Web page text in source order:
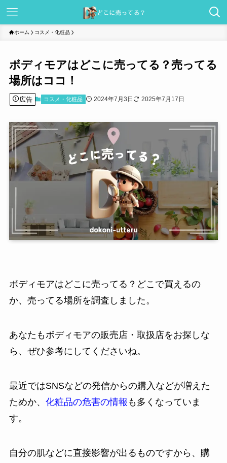
ホーム コスメ・化粧品
ボディモアはどこに売ってる？売ってる
場所はココ！
広告 コスメ・化粧品 2024年7月3日 2025年7月17日
ボディモアはどこに売ってる？どこで買えるの
か、売ってる場所を調査しました。
あなたもボディモアの販売店・取扱店をお探しな
ら、ぜひ参考にしてくださいね。
最近ではSNSなどの発信からの購入などが増えた
ためか、 化粧品の危害の情報 も多くなっていま
す。
自分の肌などに直接影響が出るものですから、購